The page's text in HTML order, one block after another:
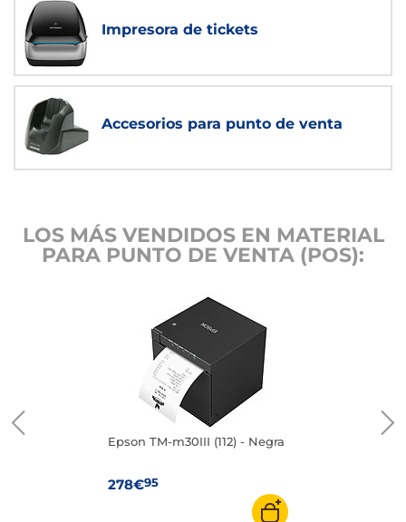
Impresora de tickets
Accesorios para punto de venta
LOS MÁS VENDIDOS EN MATERIAL
PARA PUNTO DE VENTA (POS):
Epson TM-m30III (112) - Negra
278€95